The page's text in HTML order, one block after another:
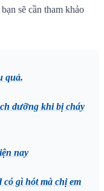
sẽ cần tham khảo
quả.
dưỡng khi bị cháy
nay
gì hót mà chị em